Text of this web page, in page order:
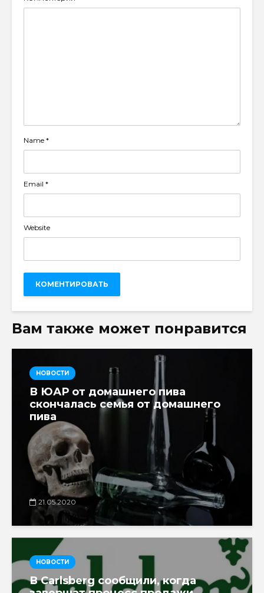
Name *
Email *
Website
Вам также может понравится
НОВОСТИ
В ЮАР от домашнего пива
скончалась семья от домашнего
пива
21.05.2020
НОВОСТИ
В Carlsberg сообщили, когда